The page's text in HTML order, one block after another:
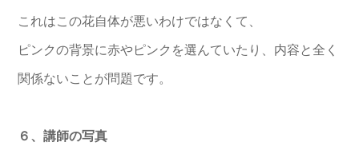
これはこの花自体が悪いわけではなくて、
ピンクの背景に赤やピンクを選んていたり、内容と全く
関係ないことが問題です。
６、講師の写真